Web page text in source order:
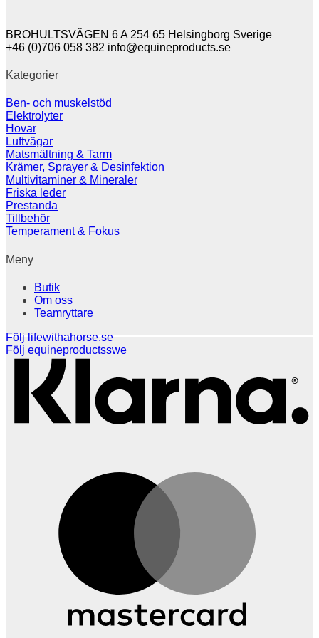
BROHULTSVÄGEN 6 A 254 65 Helsingborg Sverige
+46 (0)706 058 382 info@equineproducts.se
Kategorier
Ben- och muskelstöd
Elektrolyter
Hovar
Luftvägar
Matsmältning & Tarm
Krämer, Sprayer & Desinfektion
Multivitaminer & Mineraler
Friska leder
Prestanda
Tillbehör
Temperament & Fokus
Meny
Butik
Om oss
Teamryttare
Följ lifewithahorse.se
Följ equineproductsswe